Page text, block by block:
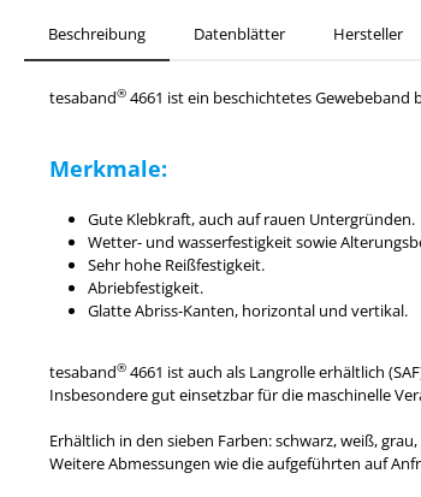
Beschreibung Datenblätter Hersteller
tesaband® 4661 ist ein beschichtetes
Merkmale:
Gute Klebkraft, auch auf rauen Untergründen.
Wetter- und wasserfestigkeit sowie
Sehr hohe Reißfestigkeit.
Abriebfestigkeit.
Glatte Abriss-Kanten, horizontal und vertikal.
tesaband® 4661 ist auch als Langrolle erhältlich
Insbesondere gut einsetzbar für die maschinelle
Erhältlich in den sieben Farben: schwarz, weiß,
Weitere Abmessungen wie die aufgeführten auf